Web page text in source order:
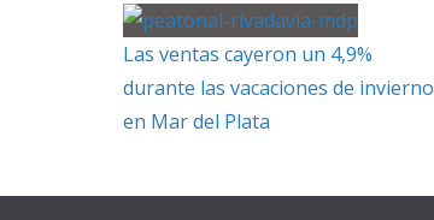
Las ventas cayeron un 4,9%
durante las vacaciones de invierno
en Mar del Plata